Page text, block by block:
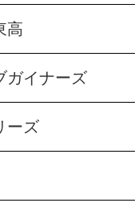
高
ガイナーズ
ーズ